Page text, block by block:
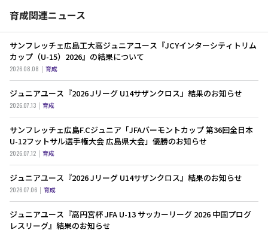
育成関連ニュース
サンフレッチェ広島工大高ジュニアユース『JCYインターシティトリム
カップ（U-15）2026』の結果について
2026.08.08 育成
ジュニアユース『2026 Jリーグ U14サザンクロス』結果のお知らせ
2026.07.13 育成
サンフレッチェ広島F.Cジュニア「JFAバーモントカップ 第36回全日本
U-12フットサル選手権大会 広島県大会」優勝のお知らせ
2026.07.12 育成
ジュニアユース『2026 Jリーグ U14サザンクロス』結果のお知らせ
2026.07.06 育成
ジュニアユース『高円宮杯 JFA U-13 サッカーリーグ 2026 中国プログ
レスリーグ』結果のお知らせ